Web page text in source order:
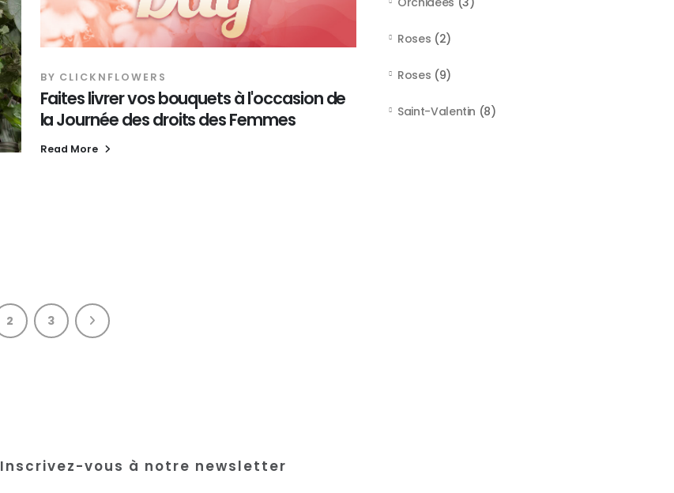
BY CLICKNFLOWERS
Faites livrer vos bouquets à l'occasion de
la Journée des droits des Femmes
Read More
2 3
Roses (2)
Roses (9)
Saint-Valentin (8)
Inscrivez-vous à notre newsletter